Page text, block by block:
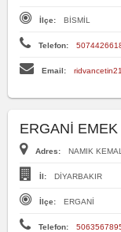
İlçe: BİSMİL
Telefon:
Email:
ERGANİ
Adres: NAMIK
İl: DİYARBAKIR
İlçe: ERGANİ
Telefon: